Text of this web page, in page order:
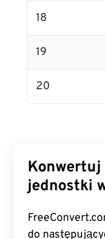
18
19
20
Konwertuj
jednostki
do